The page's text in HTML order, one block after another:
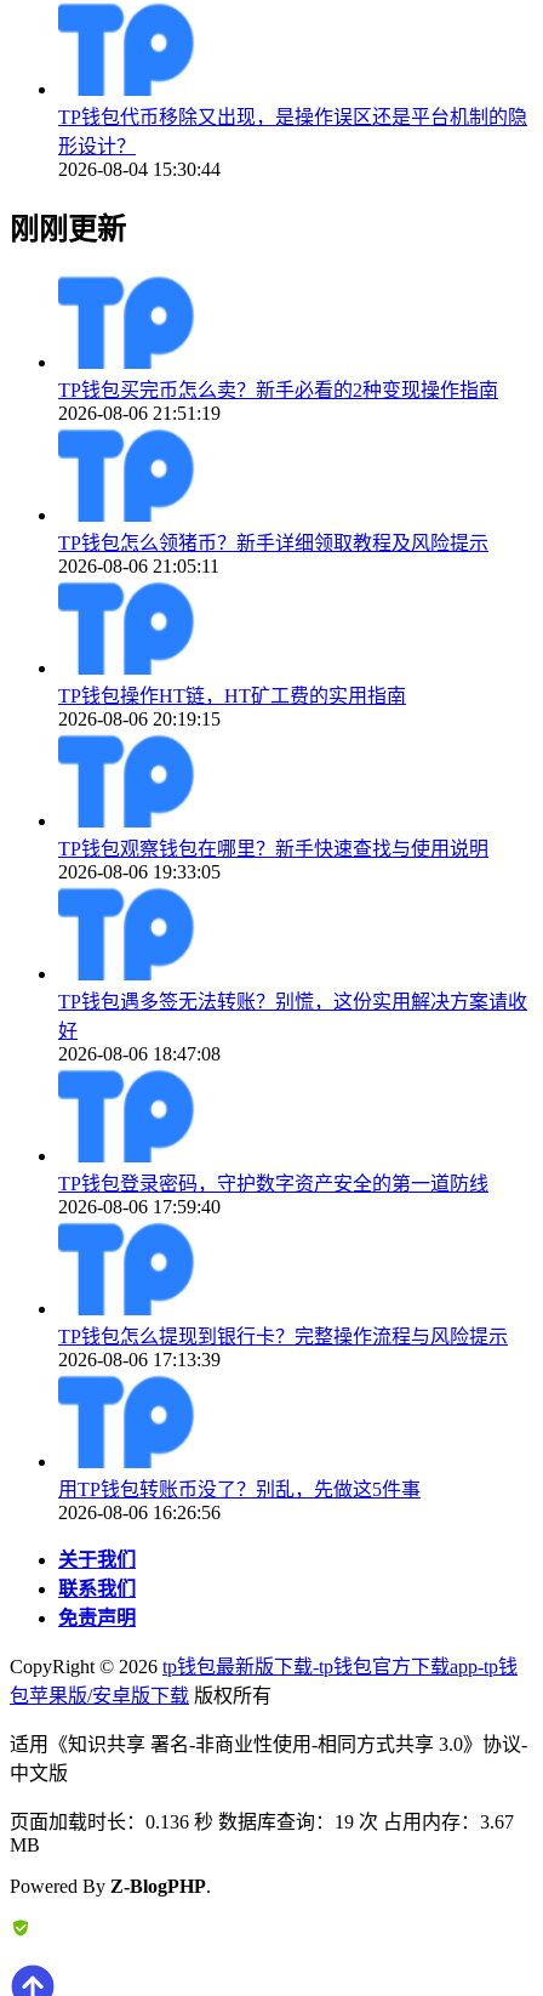
TP钱包代币移除又出现，是操作误区还是平台机制的隐
形设计？
2026-08-04 15:30:44
刚刚更新
TP钱包买完币怎么卖？新手必看的2种变现操作指南
2026-08-06 21:51:19
TP钱包怎么领猪币？新手详细领取教程及风险提示
2026-08-06 21:05:11
TP钱包操作HT链，HT矿工费的实用指南
2026-08-06 20:19:15
TP钱包观察钱包在哪里？新手快速查找与使用说明
2026-08-06 19:33:05
TP钱包遇多签无法转账？别慌，这份实用解决方案请收
好
2026-08-06 18:47:08
TP钱包登录密码，守护数字资产安全的第一道防线
2026-08-06 17:59:40
TP钱包怎么提现到银行卡？完整操作流程与风险提示
2026-08-06 17:13:39
用TP钱包转账币没了？别乱，先做这5件事
2026-08-06 16:26:56
关于我们
联系我们
免责声明
CopyRight © 2026 tp钱包最新版下载-tp钱包官方下载app-tp钱
包苹果版/安卓版下载 版权所有
适用《知识共享 署名-非商业性使用-相同方式共享 3.0》协议-
中文版
页面加载时长：0.136 秒 数据库查询：19 次 占用内存：3.67
MB
Powered By Z-BlogPHP.